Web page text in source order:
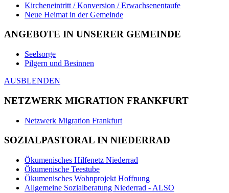
Kircheneintritt / Konversion / Erwachsenentaufe
Neue Heimat in der Gemeinde
ANGEBOTE IN UNSERER GEMEINDE
Seelsorge
Pilgern und Besinnen
AUSBLENDEN
NETZWERK MIGRATION FRANKFURT
Netzwerk Migration Frankfurt
SOZIALPASTORAL IN NIEDERRAD
Ökumenisches Hilfenetz Niederrad
Ökumenische Teestube
Ökumenisches Wohnprojekt Hoffnung
Allgemeine Sozialberatung Niederrad - ALSO